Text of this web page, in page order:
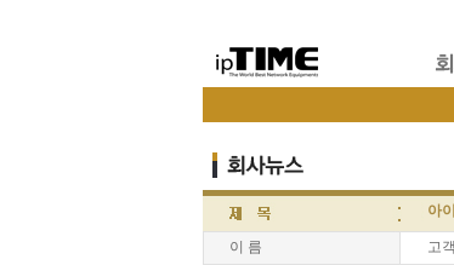
아
이 름 고